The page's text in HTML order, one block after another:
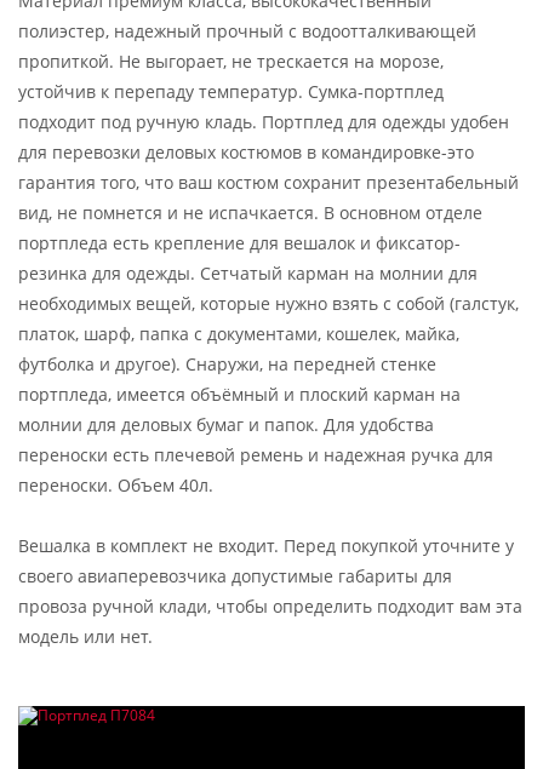
полиэстер, надежный прочный с водоотталкивающей
пропиткой. Не выгорает, не трескается на морозе,
устойчив к перепаду температур. Сумка-портплед
подходит под ручную кладь. Портплед для одежды удобен
для перевозки деловых костюмов в командировке-это
гарантия того, что ваш костюм сохранит презентабельный
вид, не помнется и не испачкается. В основном отделе
портпледа есть крепление для вешалок и фиксатор-
резинка для одежды. Сетчатый карман на молнии для
необходимых вещей, которые нужно взять с собой (галстук,
платок, шарф, папка с документами, кошелек, майка,
футболка и другое). Снаружи, на передней стенке
портпледа, имеется объёмный и плоский карман на
молнии для деловых бумаг и папок. Для удобства
переноски есть плечевой ремень и надежная ручка для
переноски. Объем 40л.
Вешалка в комплект не входит. Перед покупкой уточните у
своего авиаперевозчика допустимые габариты для
провоза ручной клади, чтобы определить подходит вам эта
модель или нет.